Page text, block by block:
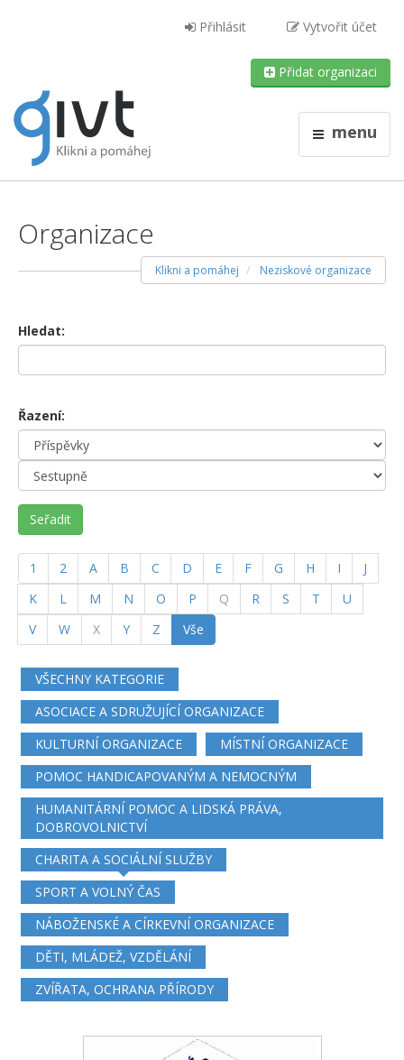
Přihlásit Vytvořit účet
Přidat organizaci
menu
Organizace
Klikni a pomáhej Neziskové organizace
Hledat:
Řazení:
Seřadit
1 2 A B C D E F G H I
J
K
L M N O P Q R S T
U
V
W X Y Z Vše
VŠECHNY KATEGORIE
ASOCIACE A SDRUŽUJÍCÍ ORGANIZACE
KULTURNÍ ORGANIZACE
MÍSTNÍ ORGANIZACE
POMOC HANDICAPOVANÝM A NEMOCNÝM
HUMANITÁRNÍ POMOC A LIDSKÁ PRÁVA,
DOBROVOLNICTVÍ
CHARITA A SOCIÁLNÍ SLUŽBY
SPORT A VOLNÝ ČAS
NÁBOŽENSKÉ A CÍRKEVNÍ ORGANIZACE
DĚTI, MLÁDEŽ, VZDĚLÁNÍ
ZVÍŘATA, OCHRANA PŘÍRODY